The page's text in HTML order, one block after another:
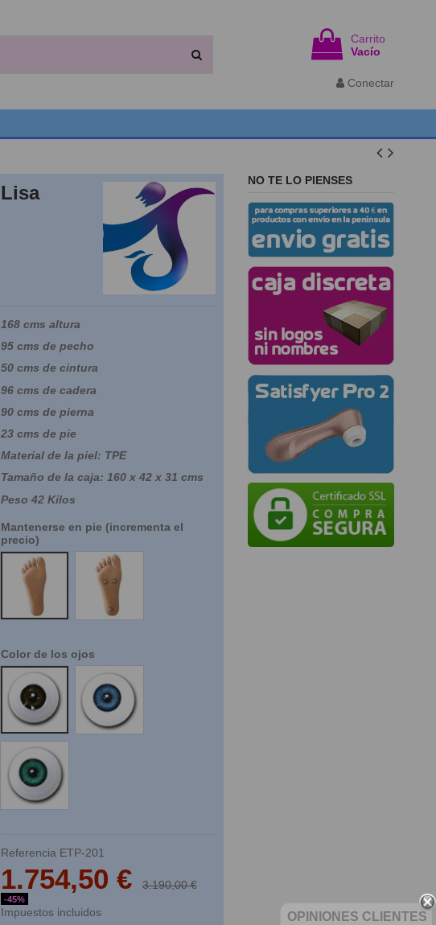
Carrito
Vacío
Conectar
Lisa
168 cms altura
95 cms de pecho
50 cms de cintura
96 cms de cadera
90 cms de pierna
23 cms de pie
Material de la piel: TPE
Tamaño de la caja: 160 x 42 x 31 cms
Peso 42 Kilos
Mantenerse en pie (incrementa el
precio)
NO
SI
Color de los ojos
Marrones
Azules
Verdes
Referencia ETP-201
1.754,50 € 3.190,00 €
-45%
Impuestos incluidos
NO TE LO PIENSES
OPINIONES CLIENTES